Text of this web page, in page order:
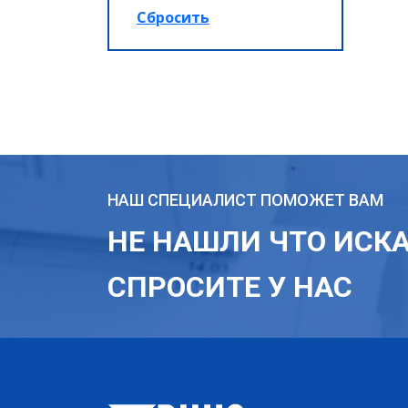
НАШ СПЕЦИАЛИСТ ПОМОЖЕТ ВАМ
НЕ НАШЛИ ЧТО
СПРОСИТЕ У НАС